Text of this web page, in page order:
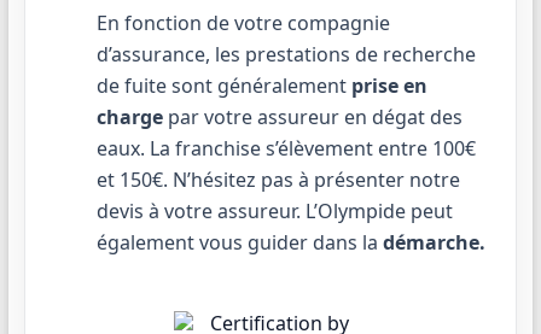
En fonction de votre compagnie
d’assurance, les prestations de recherche
de fuite sont généralement prise en
chargepar votre assureur en dégat des
eaux. La franchise s’élèvement entre 100€
et 150€. N’hésitez pas à présenter notre
devis à votre assureur. L’Olympide peut
également vous guider dans la démarche.